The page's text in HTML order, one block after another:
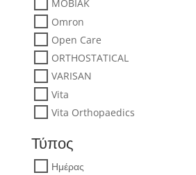
MOBIAK
Omron
Open Care
ORTHOSTATICAL
VARISAN
Vita
Vita Orthopaedics
Τύπος
Ημέρας